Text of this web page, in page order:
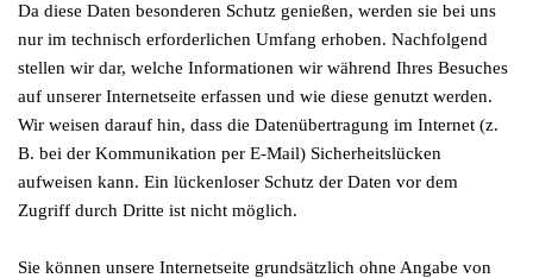
Da diese Daten besonderen Schutz genießen, werden sie bei uns
nur im technisch erforderlichen Umfang erhoben. Nachfolgend
stellen wir dar, welche Informationen wir während Ihres Besuches
auf unserer Internetseite erfassen und wie diese genutzt werden.
Wir weisen darauf hin, dass die Datenübertragung im Internet (z.
B. bei der Kommunikation per E-Mail) Sicherheitslücken
aufweisen kann. Ein lückenloser Schutz der Daten vor dem
Zugriff durch Dritte ist nicht möglich.
Sie können unsere Internetseite grundsätzlich ohne Angabe von